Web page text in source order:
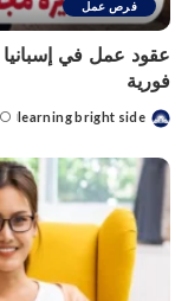
فرص عمل
فورية
Posted
learning bright side